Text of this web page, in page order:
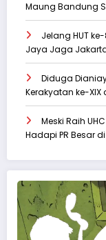
Maung Bandung
Jelang HUT
Jaya Jaga
Diduga
Kerakyatan ke-
Meski Raih
Hadapi PR Besar